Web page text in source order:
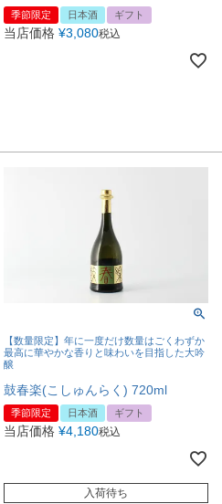
季節限定 日本酒 ギフト
当店価格 ¥3,080税込
【数量限定】年に一度だけ数量はごくわずか
最高に華やかな香りと味わいを目指した大吟
醸
鼓春楽(こしゅんらく) 720ml
季節限定 日本酒 ギフト
当店価格 ¥4,180税込
入荷待ち